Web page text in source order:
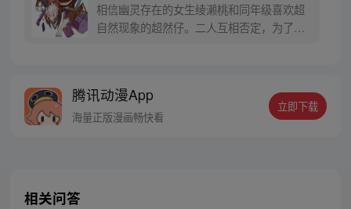
相信幽灵存在的女生绫濑桃和同年级喜欢超
自然现象的超然仔。二人互相否定，为了让
腾讯动漫App
海量正版漫画畅快看
立即下载
相关问答